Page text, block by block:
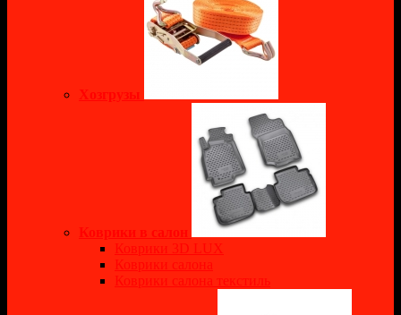
Хозгрузы
Коврики в салон
Коврики 3D LUX
Коврики салона
Коврики салона текстиль